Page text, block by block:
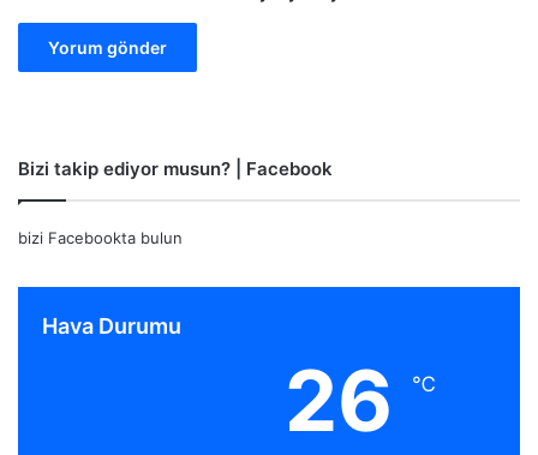
Bizi takip ediyor musun? | Facebook
bizi Facebookta bulun
Hava Durumu
26 ℃